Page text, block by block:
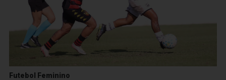
Futebol Feminino